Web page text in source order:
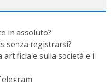
in assoluto?
senza registrarsi?
artificiale sulla società e il